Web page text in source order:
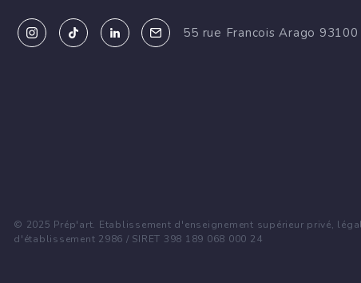
13:00
55 rue Francois Arago
© 2025 Prép'art. Etablissement d'enseignement supérieur privé,
d'établissement 2986 / SIRET 398 189 068 000 24